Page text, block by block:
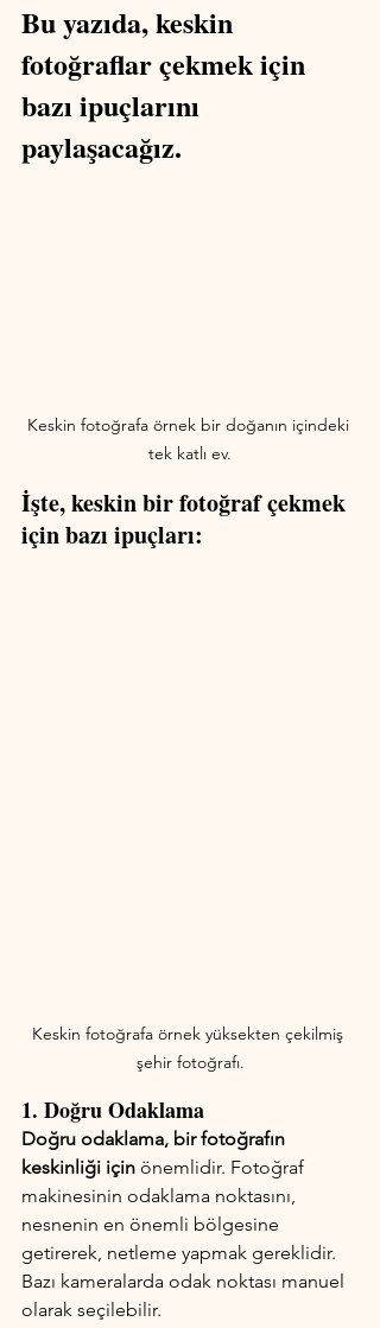
Bu yazıda, keskin
fotoğraflar çekmek için
bazı ipuçlarını
paylaşacağız.
Keskin fotoğrafa örnek bir doğanın içindeki
tek katlı ev.
İşte, keskin bir fotoğraf çekmek
için bazı ipuçları:
Keskin fotoğrafa örnek yüksekten çekilmiş
şehir fotoğrafı.
1. Doğru Odaklama
Doğru odaklama, bir fotoğrafın
keskinliği için önemlidir. Fotoğraf
makinesinin odaklama noktasını,
nesnenin en önemli bölgesine
getirerek, netleme yapmak gereklidir.
Bazı kameralarda odak noktası manuel
olarak seçilebilir.